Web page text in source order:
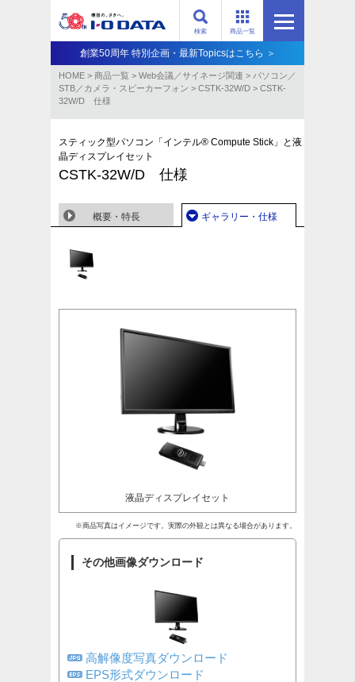
商品一覧
検索
創業50周年 特別企画・最新Topicsはこちら ＞
HOME > 商品一覧 > Web会議／サイネージ関連 > パソコン／
STB／カメラ・スピーカーフォン > CSTK-32W/D > CSTK-
32W/D 仕様
スティック型パソコン「インテル® Compute Stick」と液
晶ディスプレイセット
CSTK-32W/D 仕様
概要・特長 ギャラリー・仕様
液晶ディスプレイセット
※商品写真はイメージです。実際の外観とは異なる場合があります。
その他画像ダウンロード
高解像度写真ダウンロード
EPS形式ダウンロード